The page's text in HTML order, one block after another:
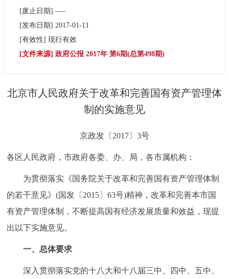
市领导
决策公开 专题公开
便民服务 利企服务 投资项目
中介服务 阳光政务
政民互动
参与调查 在线访谈 图说互动
[废止日期] ----
[发布日期] 2017-01-11
[有效性] 现行有效
[文件来源] 政府公报 2017年 第6期(总第498期)
北京市人民政府关于改革和完善国有资产管理体
制的实施意见
京政发〔2017〕3号
各区人民政府，市政府各委、办、局，各市属机构：
为贯彻落实《国务院关于改革和完善国有资产管理体制
的若干意见》(国发〔2015〕63号)精神，改革和完善本市国
有资产管理体制，不断提高国有经济发展质量和效益，现提
出以下实施意见。
一、总体要求
深入贯彻落实党的十八大和十八届三中、四中、五中、